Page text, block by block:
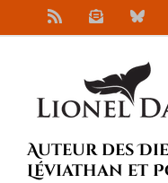
au
Newsletter
Auteur des
Léviathan et